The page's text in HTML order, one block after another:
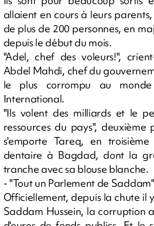
allaient en cours à leurs
de plus de 200 personnes, en
depuis le début du mois.
"Adel, chef des voleurs!",
Abdel Mahdi, chef du
le plus corrompu au monde
International.
"Ils volent des milliards et le
ressources du pays",
s'emporte Tareq, en
dentaire à Bagdad, dont la
tranche avec sa blouse blanche.
- "Tout un Parlement de
Officiellement, depuis la chute il
Saddam Hussein, la corruption